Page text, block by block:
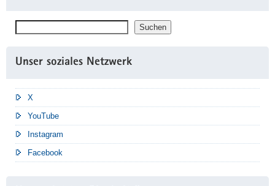
Suchen
Unser soziales Netzwerk
X
YouTube
Instagram
Facebook